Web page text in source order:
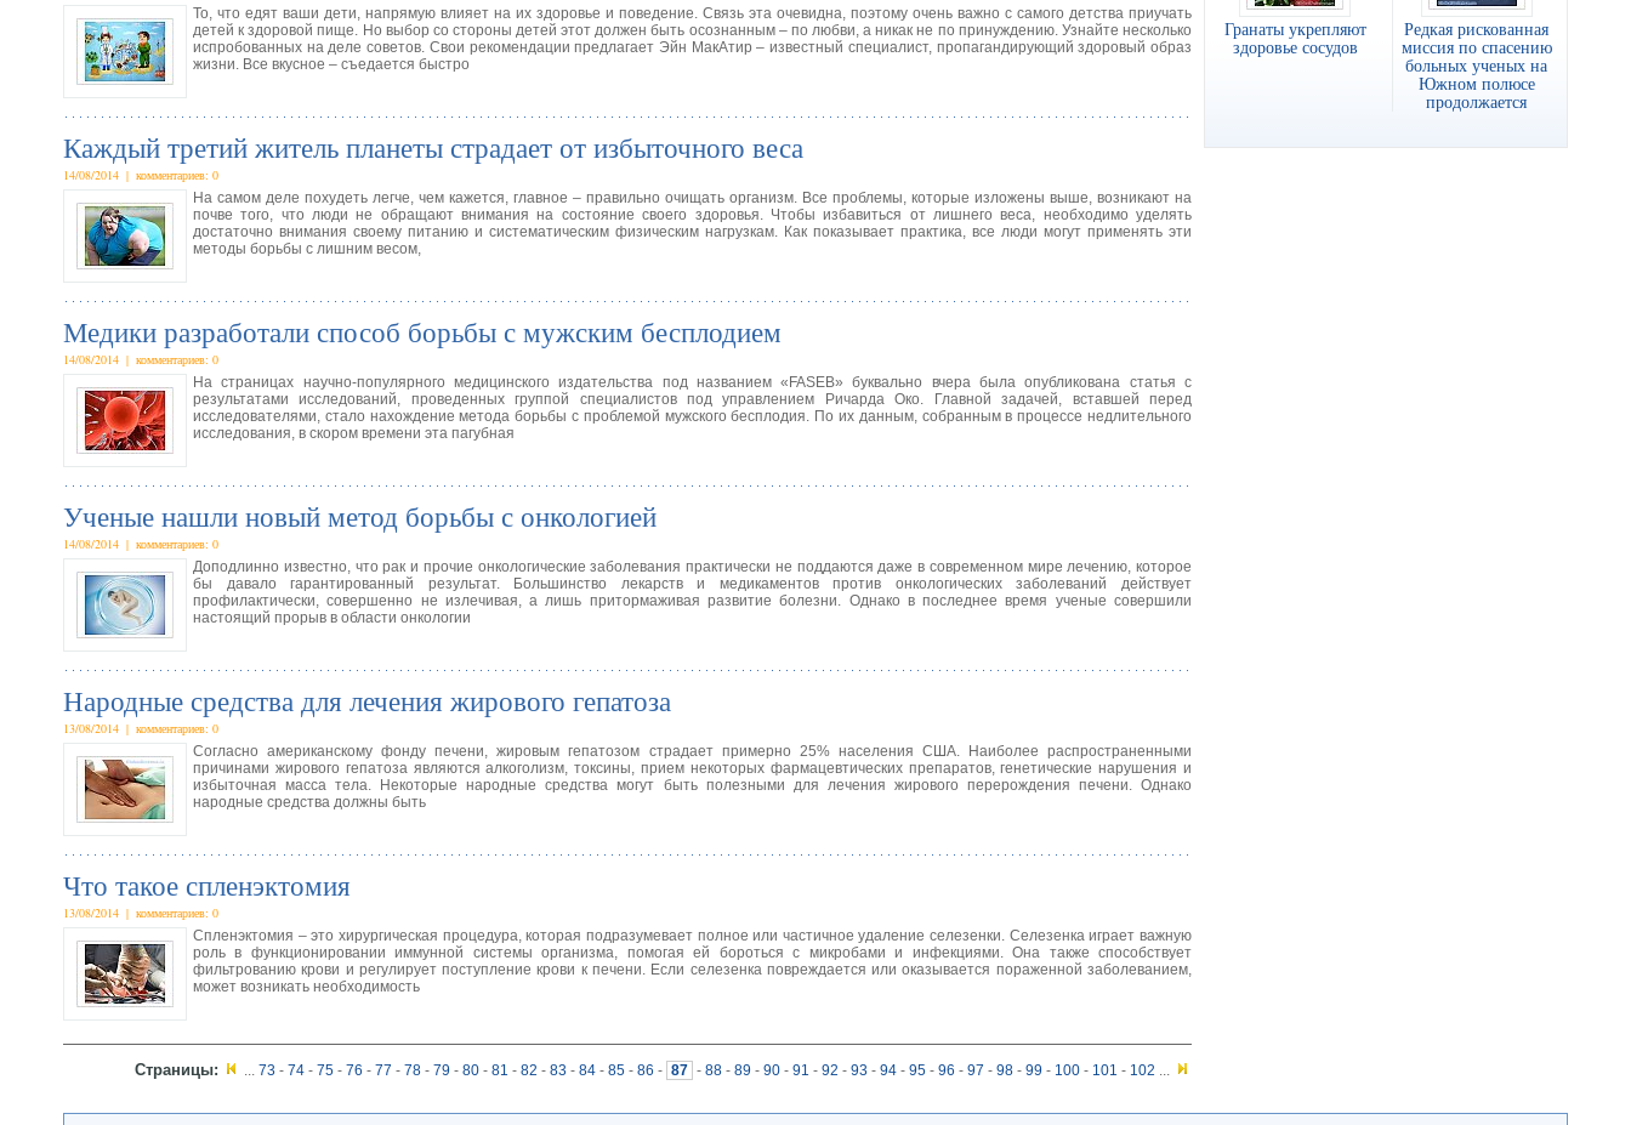
То, что едят ваши дети, напрямую влияет на их здоровье и поведение. Связь эта очевидна, поэтому очень важно с самого детства приучать
детей к здоровой пище. Но выбор со стороны детей этот должен быть осознанным – по любви, а никак не по принуждению. Узнайте несколько
испробованных на деле советов. Свои рекомендации предлагает Эйн МакАтир – известный специалист, пропагандирующий здоровый образ
жизни. Все вкусное – съедается быстро
Каждый третий житель планеты страдает от избыточного веса
14/08/2014 | комментариев: 0
На самом деле похудеть легче, чем кажется, главное – правильно очищать организм. Все проблемы, которые изложены выше, возникают на
почве того, что люди не обращают внимания на состояние своего здоровья. Чтобы избавиться от лишнего веса, необходимо уделять
достаточно внимания своему питанию и систематическим физическим нагрузкам. Как показывает практика, все люди могут применять эти
методы борьбы с лишним весом,
Медики разработали способ борьбы с мужским бесплодием
14/08/2014 | комментариев: 0
На страницах научно-популярного медицинского издательства под названием «FASEB» буквально вчера была опубликована статья с
результатами исследований, проведенных группой специалистов под управлением Ричарда Око. Главной задачей, вставшей перед
исследователями, стало нахождение метода борьбы с проблемой мужского бесплодия. По их данным, собранным в процессе недлительного
исследования, в скором времени эта пагубная
Ученые нашли новый метод борьбы с онкологией
14/08/2014 | комментариев: 0
Доподлинно известно, что рак и прочие онкологические заболевания практически не поддаются даже в современном мире лечению, которое
бы давало гарантированный результат. Большинство лекарств и медикаментов против онкологических заболеваний действует
профилактически, совершенно не излечивая, а лишь притормаживая развитие болезни. Однако в последнее время ученые совершили
настоящий прорыв в области онкологии
Народные средства для лечения жирового гепатоза
13/08/2014 | комментариев: 0
Согласно американскому фонду печени, жировым гепатозом страдает примерно 25% населения США. Наиболее распространенными
причинами жирового гепатоза являются алкоголизм, токсины, прием некоторых фармацевтических препаратов, генетические нарушения и
избыточная масса тела. Некоторые народные средства могут быть полезными для лечения жирового перерождения печени. Однако
народные средства должны быть
Что такое спленэктомия
13/08/2014 | комментариев: 0
Спленэктомия – это хирургическая процедура, которая подразумевает полное или частичное удаление селезенки. Селезенка играет важную
роль в функционировании иммунной системы организма, помогая ей бороться с микробами и инфекциями. Она также способствует
фильтрованию крови и регулирует поступление крови к печени. Если селезенка повреждается или оказывается пораженной заболеванием,
может возникать необходимость
Страницы: ... 73 - 74 - 75 - 76 - 77 - 78 - 79 - 80 - 81 - 82 - 83 - 84 - 85 - 86 - 87 - 88 - 89 - 90 - 91 - 92 - 93 - 94 - 95 - 96 - 97 - 98 - 99 - 100 - 101 - 102 ...
Гранаты укрепляют
здоровье сосудов
Редкая рискованная
миссия по спасению
больных ученых на
Южном полюсе
продолжается